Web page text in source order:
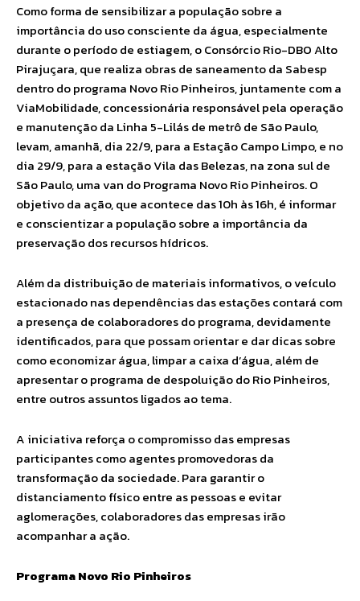
Como forma de sensibilizar a população sobre a
importância do uso consciente da água, especialmente
durante o período de estiagem, o Consórcio Rio-DBO Alto
Pirajuçara, que realiza obras de saneamento da Sabesp
dentro do programa Novo Rio Pinheiros, juntamente com a
ViaMobilidade, concessionária responsável pela operação
e manutenção da Linha 5-Lilás de metrô de São Paulo,
levam, amanhã, dia 22/9, para a Estação Campo Limpo, e no
dia 29/9, para a estação Vila das Belezas, na zona sul de
São Paulo, uma van do Programa Novo Rio Pinheiros. O
objetivo da ação, que acontece das 10h às 16h, é informar
e conscientizar a população sobre a importância da
preservação dos recursos hídricos.
Além da distribuição de materiais informativos, o veículo
estacionado nas dependências das estações contará com
a presença de colaboradores do programa, devidamente
identificados, para que possam orientar e dar dicas sobre
como economizar água, limpar a caixa d’água, além de
apresentar o programa de despoluição do Rio Pinheiros,
entre outros assuntos ligados ao tema.
A iniciativa reforça o compromisso das empresas
participantes como agentes promovedoras da
transformação da sociedade. Para garantir o
distanciamento físico entre as pessoas e evitar
aglomerações, colaboradores das empresas irão
acompanhar a ação.
Programa Novo Rio Pinheiros